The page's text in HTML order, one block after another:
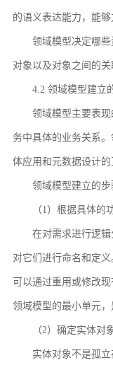
的语义表达能力，能
领域模型决定哪
对象以及对象之间的
4.2 领域模型建立
领域模型主要表
务中具体的业务关系
体应用和元数据设计
领域模型建立的
（1）根据具体
在对需求进行逻
对它们进行命名和定
可以通过重用或修改
领域模型的最小单元
（2）确定实体
实体对象不是孤